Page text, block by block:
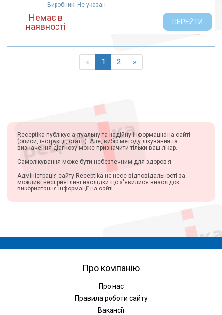
Виробник: Не указан
Немає в
наявності
ПЕРЕЙТИ
« 1 2 »
Receptika публікує актуальну та надійну інформацію на сайті
(описи, інструкції, статті). Але, вибір методу лікування та
визначення діагнозу може призначити тільки ваш лікар.
Самолікування може бути небезпечним для здоров'я.
Адміністрація сайту Receptika не несе відповідальності за
можливі несприятливі наслідки що з'явилися внаслідок
використання інформації на сайті.
Про компанію
Про нас
Правила роботи сайту
Вакансії